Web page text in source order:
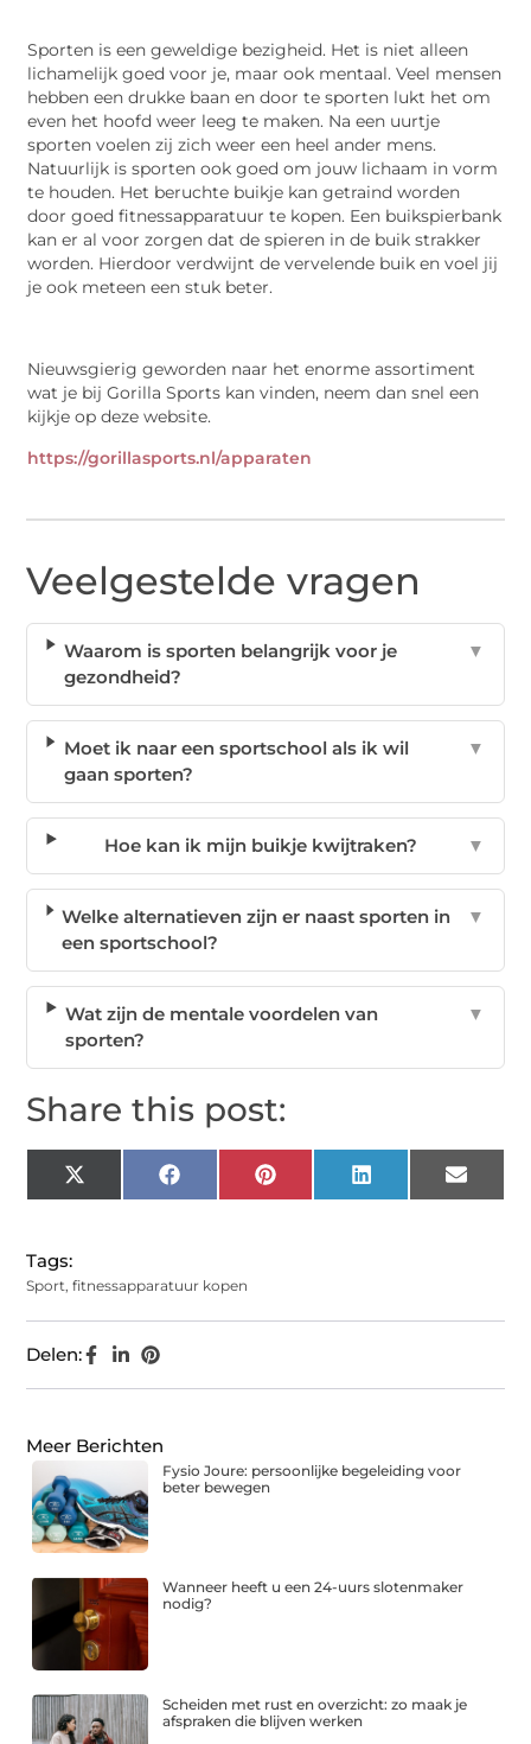
Sporten is een geweldige bezigheid. Het is niet alleen
lichamelijk goed voor je, maar ook mentaal. Veel mensen
hebben een drukke baan en door te sporten lukt het om
even het hoofd weer leeg te maken. Na een uurtje
sporten voelen zij zich weer een heel ander mens.
Natuurlijk is sporten ook goed om jouw lichaam in vorm
te houden. Het beruchte buikje kan getraind worden
door goed fitnessapparatuur te kopen. Een buikspierbank
kan er al voor zorgen dat de spieren in de buik strakker
worden. Hierdoor verdwijnt de vervelende buik en voel jij
je ook meteen een stuk beter.
Nieuwsgierig geworden naar het enorme assortiment
wat je bij Gorilla Sports kan vinden, neem dan snel een
kijkje op deze website.
https://gorillasports.nl/apparaten
Veelgestelde vragen
Waarom is sporten belangrijk voor je
gezondheid?
▼
Moet ik naar een sportschool als ik wil
gaan sporten?
▼
Hoe kan ik mijn buikje kwijtraken? ▼
Welke alternatieven zijn er naast sporten in
een sportschool?
▼
Wat zijn de mentale voordelen van
sporten?
▼
Share this post:
X
(Twitter)
Facebook Pinterest LinkedIn Email
Tags:
Sport,fitnessapparatuur kopen
Delen:
Meer Berichten
Fysio Joure: persoonlijke begeleiding voor
beter bewegen
Wanneer heeft u een 24-uurs slotenmaker
nodig?
Scheiden met rust en overzicht: zo maak je
afspraken die blijven werken